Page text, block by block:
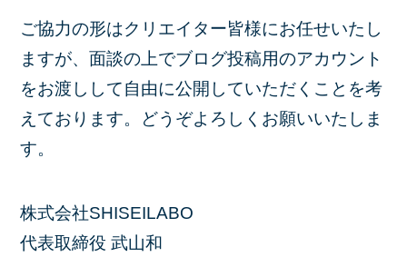
ご協力の形はクリエイター皆様にお任せいたし
ますが、面談の上でブログ投稿用のアカウント
をお渡しして自由に公開していただくことを考
えております。どうぞよろしくお願いいたしま
す。
株式会社SHISEILABO
代表取締役 武山和